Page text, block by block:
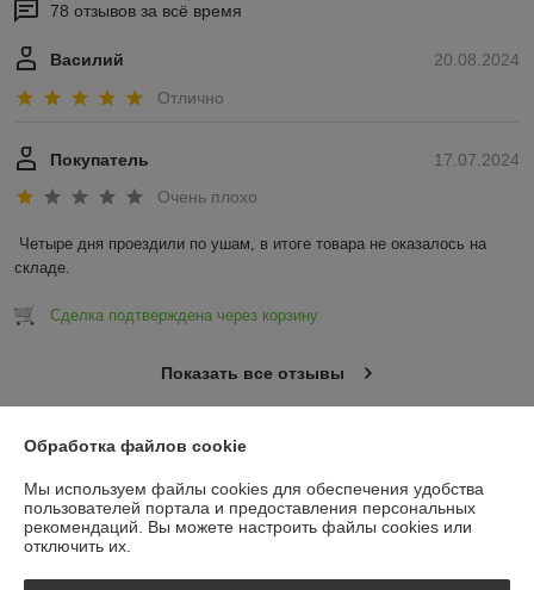
78 отзывов за всё время
20.08.2024
Василий
Отлично
17.07.2024
Покупатель
Очень плохо
Четыре дня проездили по ушам, в итоге товара не оказалось на
складе.
Сделка подтверждена через корзину
Показать все отзывы
О нас
Контакты
Обработка файлов cookie
Мы используем файлы cookies для обеспечения удобства
пользователей портала и предоставления персональных
рекомендаций. Вы можете настроить файлы cookies или
отключить их.